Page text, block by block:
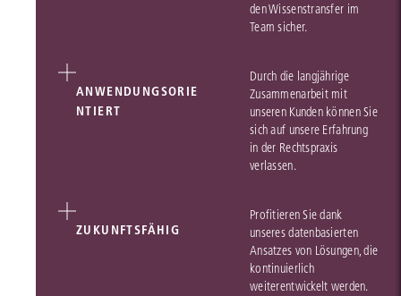
den Wissenstransfer im
Team sicher.
ANWENDUNGSORIE
NTIERT
Durch die langjährige
Zusammenarbeit mit
unseren Kunden können Sie
sich auf unsere Erfahrung
in der Rechtspraxis
verlassen.
ZUKUNFTSFÄHIG
Profitieren Sie dank
unseres datenbasierten
Ansatzes von Lösungen, die
kontinuierlich
weiterentwickelt werden.